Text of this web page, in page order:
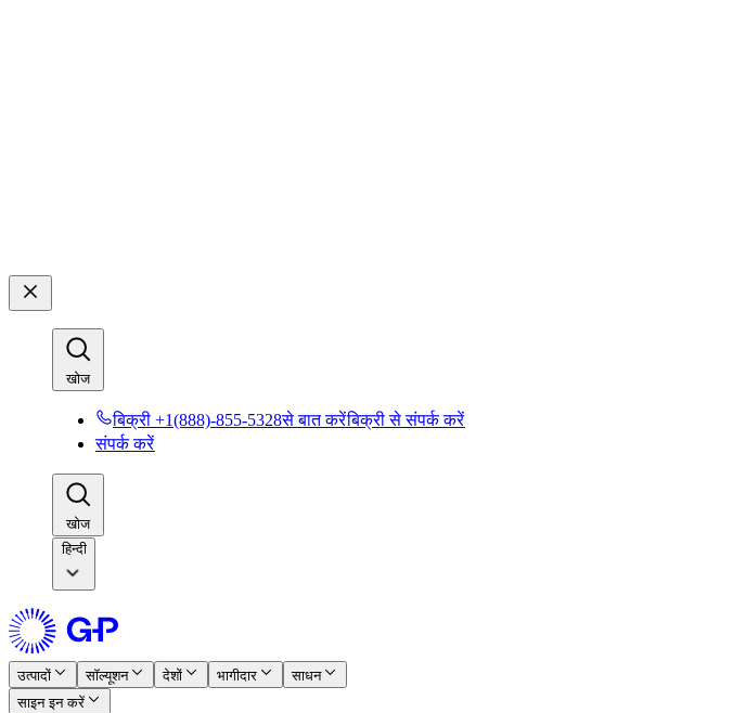
खोज​​
बिक्री +1(888)-855-5328से बात करें​​बिक्री से संपर्क करें​​
संपर्क करें​​
खोज​​
हिन्दी
उत्पादों​​ सॉल्यूशन​​ देशों​​ भागीदार​​
साधन​​
साइन इन करें​​